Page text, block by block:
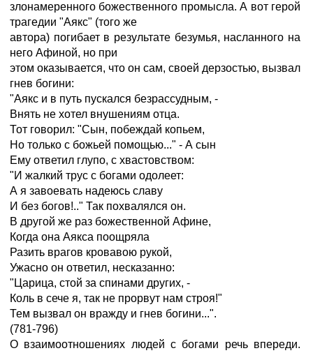
злонамеренного божественного промысла. А вот герой
трагедии "Аякс" (того же
автора) погибает в результате безумья, насланного на
него Афиной, но при
этом оказывается, что он сам, своей дерзостью, вызвал
гнев богини:
"Аякс и в путь пускался безрассудным, -
Внять не хотел внушениям отца.
Тот говорил: "Сын, побеждай копьем,
Но только с божьей помощью..." - А сын
Ему ответил глупо, с хвастовством:
"И жалкий трус с богами одолеет:
А я завоевать надеюсь славу
И без богов!.." Так похвалялся он.
В другой же раз божественной Афине,
Когда она Аякса поощряла
Разить врагов кровавою рукой,
Ужасно он ответил, несказанно:
"Царица, стой за спинами других, -
Коль в сече я, так не прорвут нам строя!"
Тем вызвал он вражду и гнев богини...".
(781-796)
О взаимоотношениях людей с богами речь впереди.